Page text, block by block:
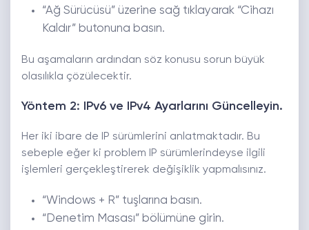
“Ağ Sürücüsü” üzerine sağ tıklayarak “Cihazı
Kaldır” butonuna basın.
Bu aşamaların ardından söz konusu sorun büyük
olasılıkla çözülecektir.
Yöntem 2: IPv6 ve IPv4 Ayarlarını Güncelleyin.
Her iki ibare de IP sürümlerini anlatmaktadır. Bu
sebeple eğer ki problem IP sürümlerindeyse ilgili
işlemleri gerçekleştirerek değişiklik yapmalısınız.
“Windows + R” tuşlarına basın.
“Denetim Masası” bölümüne girin.